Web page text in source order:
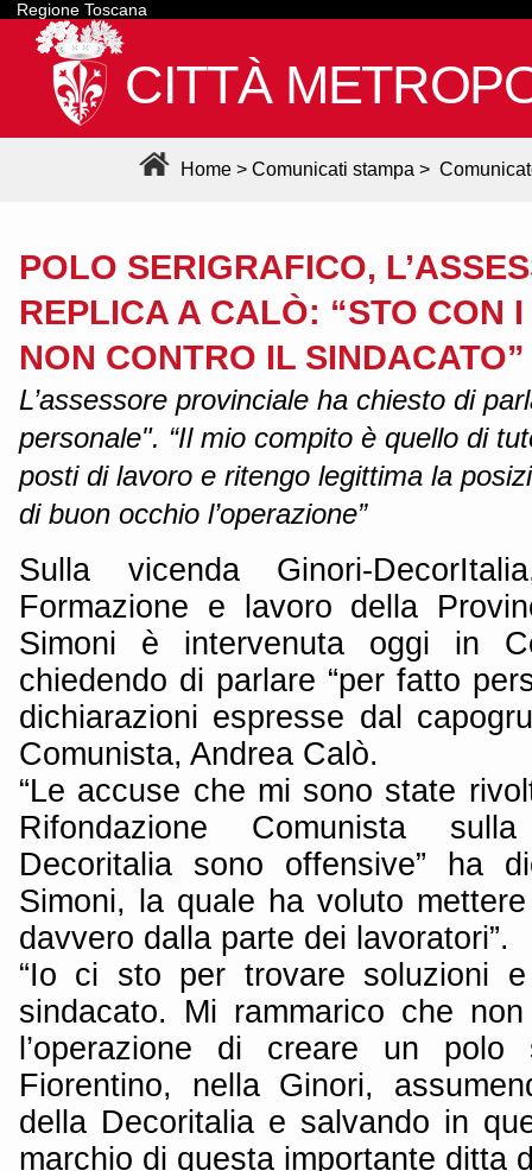
Regione Toscana
CITTÀ
Home > Comunicati stampa >
POLO SERIGRAFICO,
REPLICA A CALÒ: “STO CON
NON CONTRO IL SINDACATO”
L’assessore provinciale ha chiesto di
personale". “Il mio compito è quello di
posti di lavoro e ritengo legittima la
di buon occhio l’operazione”
Sulla vicenda Ginori-
Formazione e lavoro della
Simoni è intervenuta oggi in
chiedendo di parlare “per fatto
dichiarazioni espresse dal
Comunista, Andrea Calò.
“Le accuse che mi sono state
Rifondazione Comunista
Decoritalia sono offensive” ha
Simoni, la quale ha voluto
davvero dalla parte dei lavoratori”.
“Io ci sto per trovare soluzioni
sindacato. Mi rammarico che
l’operazione di creare un polo
Fiorentino, nella Ginori,
della Decoritalia e salvando in
marchio di questa importante ditta